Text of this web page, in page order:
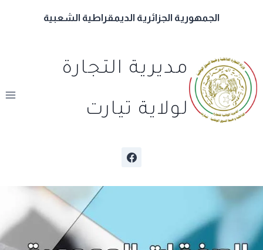
الجمهورية الجزائرية الديمقراطية الشعبية
مديرية التجارة
لولاية تيارت